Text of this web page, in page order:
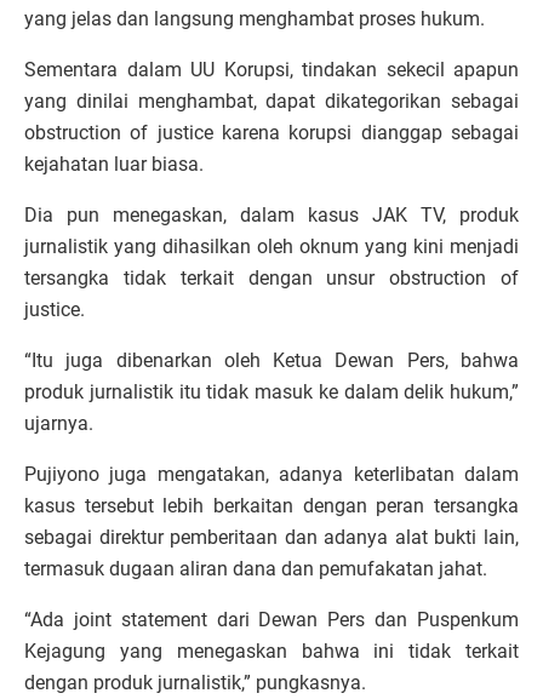
yang jelas dan langsung menghambat proses hukum.
Sementara dalam UU Korupsi, tindakan sekecil apapun
yang dinilai menghambat, dapat dikategorikan sebagai
obstruction of justice karena korupsi dianggap sebagai
kejahatan luar biasa.
Dia pun menegaskan, dalam kasus JAK TV, produk
jurnalistik yang dihasilkan oleh oknum yang kini menjadi
tersangka tidak terkait dengan unsur obstruction of
justice.
“Itu juga dibenarkan oleh Ketua Dewan Pers, bahwa
produk jurnalistik itu tidak masuk ke dalam delik hukum,”
ujarnya.
Pujiyono juga mengatakan, adanya keterlibatan dalam
kasus tersebut lebih berkaitan dengan peran tersangka
sebagai direktur pemberitaan dan adanya alat bukti lain,
termasuk dugaan aliran dana dan pemufakatan jahat.
“Ada joint statement dari Dewan Pers dan Puspenkum
Kejagung yang menegaskan bahwa ini tidak terkait
dengan produk jurnalistik,” pungkasnya.